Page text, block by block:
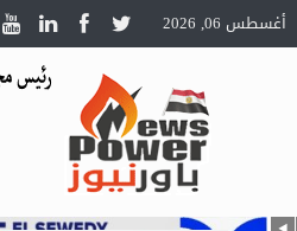
أغسطس 06, 2026